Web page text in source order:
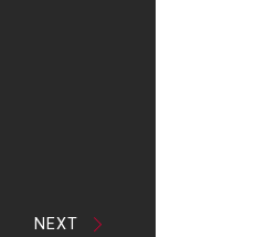
NEXT